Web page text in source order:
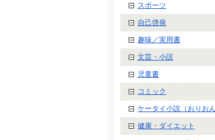
スポーツ
自己啓発
趣味／実用書
文芸・小説
児童書
コミック
ケータイ小説（おりお
健康・ダイエット